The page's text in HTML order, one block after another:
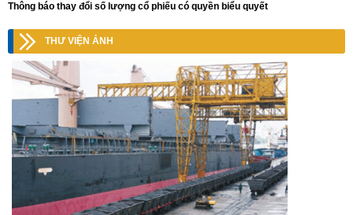
Thông báo thay đổi số lượng cổ phiếu có quyền biểu quyết
THƯ VIỆN ẢNH